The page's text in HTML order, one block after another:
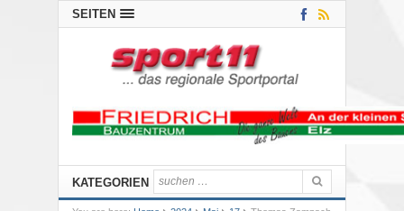
SEITEN
KATEGORIEN